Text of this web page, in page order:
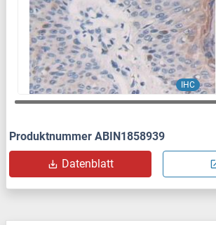
IHC
Produktnummer ABIN1858939
Datenblatt